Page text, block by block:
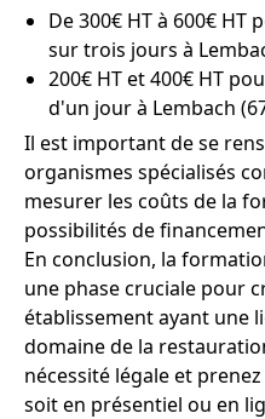
De 300€ HT à 600€
sur trois jours à
200€ HT et 400€ HT
d'un jour à Lembach
Il est important de se
organismes spécialisés
mesurer les coûts de la
possibilités de
En conclusion, la
une phase cruciale pour
établissement ayant une
domaine de la
nécessité légale et
soit en présentiel ou en